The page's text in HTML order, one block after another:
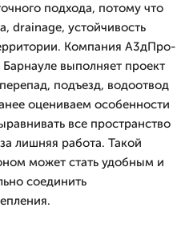
подхода, потому что
drainage, устойчивость
Компания А3дПро-
выполняет проект
подъезд, водоотвод
оцениваем особенности
все пространство
лишняя работа. Такой
может стать удобным и
соединить